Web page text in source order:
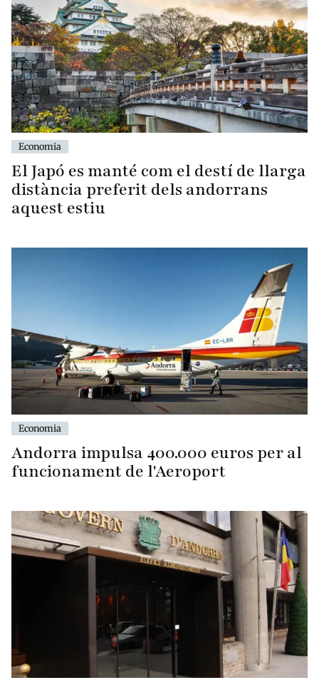
Economia
El Japó es manté com el destí de llarga
distància preferit dels andorrans
aquest estiu
Economia
Andorra impulsa 400.000 euros per al
funcionament de l'Aeroport